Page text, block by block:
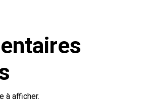
à afficher.